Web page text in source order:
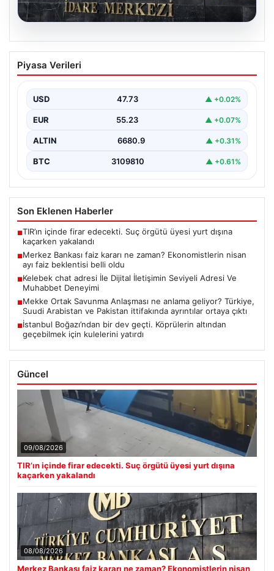
08.08.2026
Merkez Bankası faiz kararı ne zaman?
Ekonomistlerin nisan ayı faiz beklentisi
Piyasa Verileri
USD 47.73 ▲ +0.02%
EUR 55.23 ▲ +0.07%
ALTIN 6680.9 ▲ +0.31%
BTC 3109810 ▲ +0.61%
Son Eklenen Haberler
■TIR’ın içinde firar edecekti. Suç örgütü üyesi yurt dışına
kaçarken yakalandı
■Merkez Bankası faiz kararı ne zaman? Ekonomistlerin nisan
ayı faiz beklentisi belli oldu
■Kelebek chat adresi İle Dijital İletişimin Seviyeli Adresi Ve
Muhabbet Deneyimi
■Mekke Ortak Savunma Anlaşması ne anlama geliyor? Türkiye,
Suudi Arabistan ve Pakistan ittifakında ayrıntılar ortaya çıktı
■İstanbul Boğazı’ndan bir dev geçti. Köprülerin altından
geçebilmek için kulelerini yatırdı
Güncel
09/08/2026
TIR’ın içinde firar edecekti. Suç örgütü üyesi yurt dışına
kaçarken yakalandı
08/08/2026
Merkez Bankası faiz kararı ne zaman? Ekonomistlerin nisan